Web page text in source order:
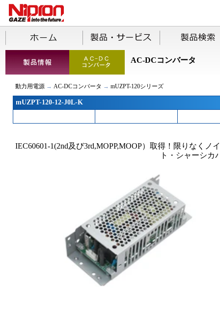
AC-DCコンバータ
動力用電源→ AC-DCコンバータ → mUZPT-120シリーズ
mUZPT-120-12-J0L-K
IEC60601-1(2nd及び3rd,MOPP,MOOP）取得！限りなく
ト・シャーシカ